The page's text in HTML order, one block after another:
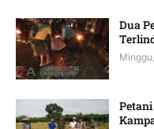
Dua
Petani